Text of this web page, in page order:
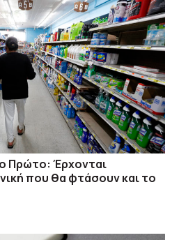
Πρώτο: Έρχονται
που θα φτάσουν και το